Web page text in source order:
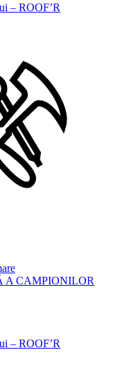
– ROOF’R
CAMPIONILOR
– ROOF’R